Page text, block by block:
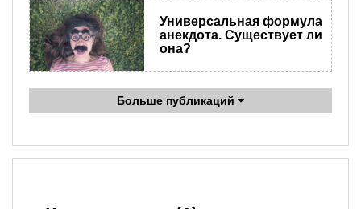
Универсальная формула
анекдота. Существует ли
она?
Больше публикаций